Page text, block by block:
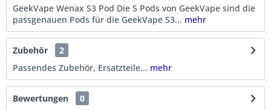
GeekVape Wenax S3 Pod Die S Pods von GeekVape sind die
passgenauen Pods für die GeekVape S3... mehr
Zubehör
2
Passendes Zubehör, Ersatzteile... mehr
Bewertungen
0